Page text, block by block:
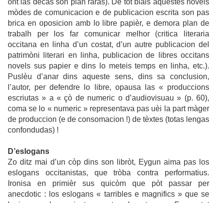
ont las decas son plan raras). De tot biais aquestes novels
mòdes de comunicacion e de publicacion escrita son pas
brica en oposicion amb lo libre papièr, e demora plan de
trabalh per los far comunicar melhor (critica literaria
occitana en linha d’un costat, d’un autre publicacion del
patrimòni literari en linha, publicacion de libres occitans
novels sus papier e dins lo meteis temps en linha, etc.).
Puslèu d’anar dins aqueste sens, dins sa conclusion,
l’autor, per defendre lo libre, opausa las « produccions
escriutas » a « çò de numeric o d’audiovisuau » (p. 60),
coma se lo « numeric » representava pas uèi la part màger
de produccion (e de consomacion !) de tèxtes (totas lengas
confondudas) !
D’eslogans
Zo ditz mai d’un còp dins son libròt, Eygun aima pas los
eslogans occitanistas, que tròba contra performatius.
Ironisa en primièr sus quicòm que pòt passar per
anecdotic : los eslogans « tarribles e magnifics » que se